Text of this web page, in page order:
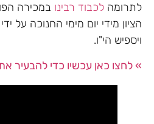
לתרומה לכבוד רבינו במכירה
הציון מידי יום מימי החנוכה על
ויספיש הי"ו.
» לחצו כאן עכשיו כדי להבעיר